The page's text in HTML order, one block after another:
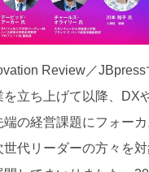
Review／JBpress
を立ち上げて以降、DX
の経営課題にフォーカ
代リーダーの方々を